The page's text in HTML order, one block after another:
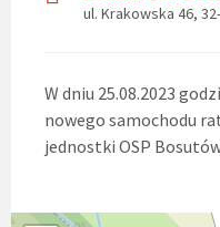
ul. Krakowska 46,
W dniu 25.08.2023
nowego samochodu
jednostki OSP